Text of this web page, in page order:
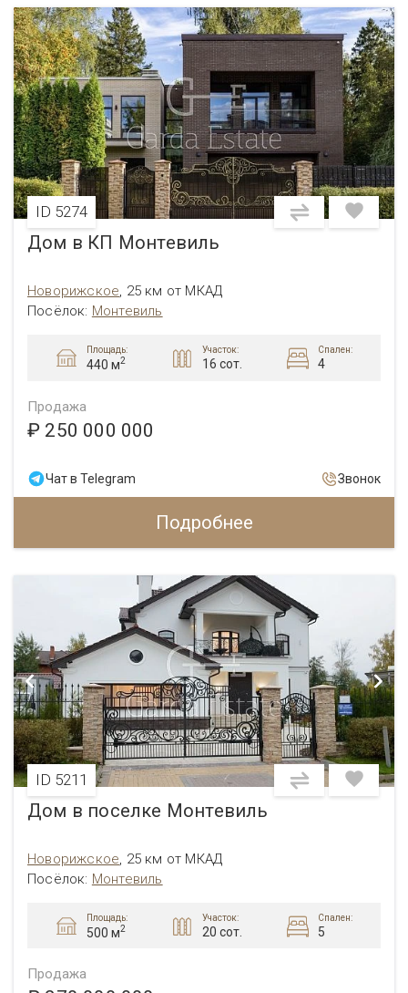
ID 5274
Дом в КП Монтевиль
Новорижское, 25 км от МКАД
Посёлок: Монтевиль
Площадь:
440 м2
Участок:
16 сот.
Спален:
4
Продажа
₽ 250 000 000
Чат в Telegram Звонок
Подробнее
ID 5211
Дом в поселке Монтевиль
Новорижское, 25 км от МКАД
Посёлок: Монтевиль
Площадь:
500 м2
Участок:
20 сот.
Спален:
5
Продажа